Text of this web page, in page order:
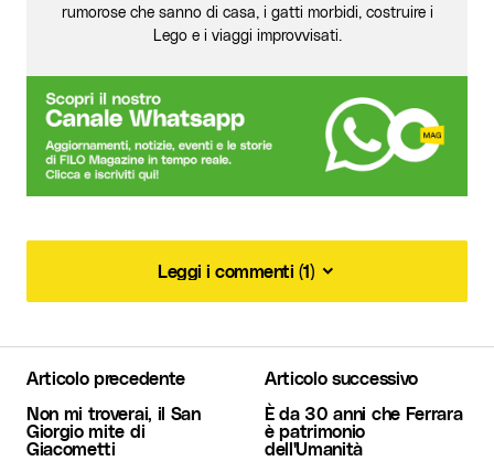
rumorose che sanno di casa, i gatti morbidi, costruire i
Lego e i viaggi improvvisati.
Leggi i commenti (1)
Ho conosciuto il Prof. Terzi. Tracimava di passione
per la sua creatura, e mi magnificò il suo cinema
facendomi notare una particolarità progettuale
delle sale: in pianta ricalcano un occhio umano e
grazie a questa idea ogni seduta godeva della
visione perfetta dello schermo.
Articolo precedente
Non mi troverai, il San
Giorgio mite di
Giacometti
Articolo successivo
È da 30 anni che Ferrara
è patrimonio
dell'Umanità